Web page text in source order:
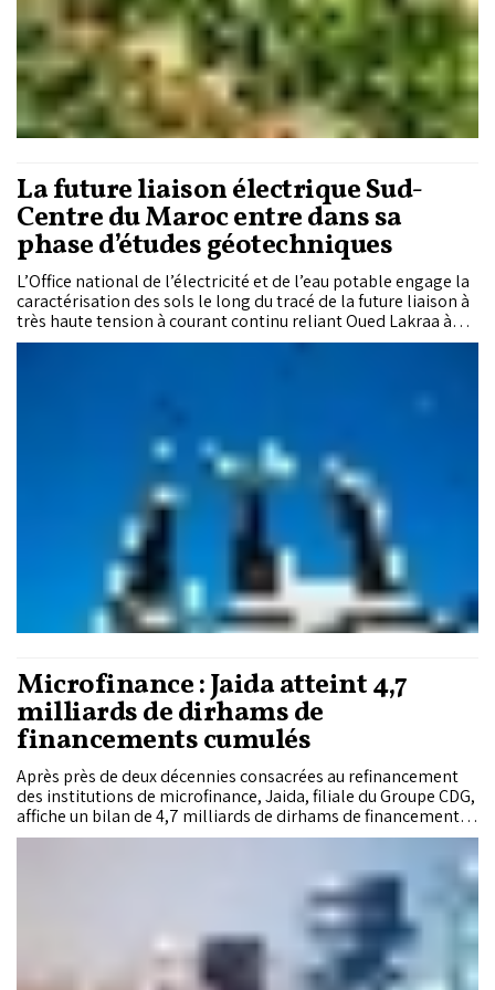
La future liaison électrique Sud-
Centre du Maroc entre dans sa
phase d’études géotechniques
L’Office national de l’électricité et de l’eau potable engage la
caractérisation des sols le long du tracé de la future liaison à
très haute tension à courant continu reliant Oued Lakraa à
Médiouna, une infrastructure de 3 GW et d’environ 1.440
Microfinance : Jaida atteint 4,7
milliards de dirhams de
financements cumulés
Après près de deux décennies consacrées au refinancement
des institutions de microfinance, Jaida, filiale du Groupe CDG,
affiche un bilan de 4,7 milliards de dirhams de financements
cumulés et près de deux millions de bénéficiaires finaux. Forte
de développement avec l’obtention d’un agrément de Bank
Al-Maghrib lui permettant d’étendre son activité au
financement des acteurs de l’Économie sociale et solidaire,
pour lesquels elle prépare une nouvelle gamme de produits